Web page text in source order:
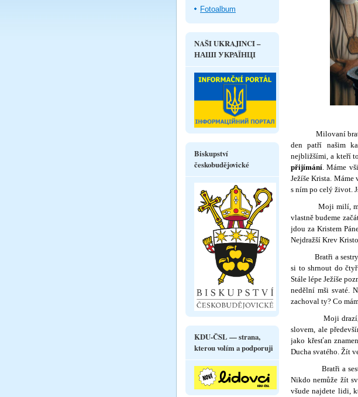
Milovaní bratři a
den patří našim
nejbližšími, a kteří
přijímání. Máme
Ježíše Krista.
s ním po celý život.
Moji milí, my
vlastně budeme
jdou za Kristem
Nejdražší Krev
Bratři a sestry,
si to shrnout do
Stále lépe Ježíše
ne­dělní mši svaté.
zachoval ty? Co
Moji drazí, žít
slovem, ale
jako křesťan
Ducha svatého. Žít
Bratři a sestry,
Nikdo nemůže žít
všude najdete lidi,
Fotoalbum
NAŠI UKRAJINCI –
НАШІ УКРАЇНЦІ
Biskupství
českobudějovické
KDU-ČSL — strana,
kterou volím a podporuji